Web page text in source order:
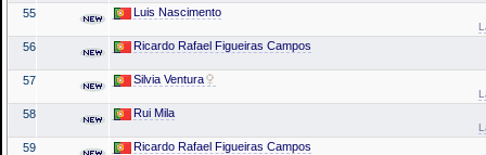
55 Luis Nascimento
56 Ricardo Rafael Figueiras Campos
57 Silvia Ventura
58 Rui Mila
59 Ricardo Rafael Figueiras Campos